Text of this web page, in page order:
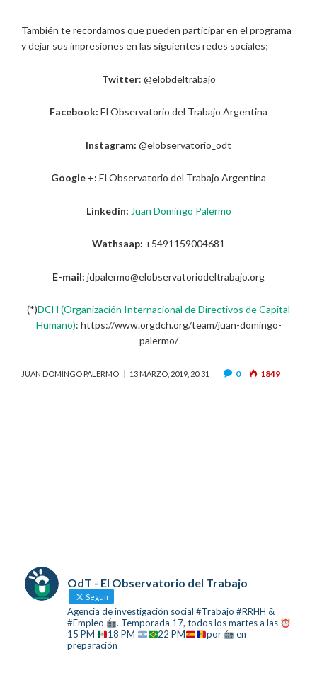
También te recordamos que pueden participar en el programa
y dejar sus impresiones en las siguientes redes sociales;
Twitter: @elobdeltrabajo
Facebook: El Observatorio del Trabajo Argentina
Instagram: @elobservatorio_odt
Google +: El Observatorio del Trabajo Argentina
Linkedin: Juan Domingo Palermo
Wathsaap: +5491159004681
E-mail: jdpalermo@elobservatoriodeltrabajo.org
(*)DCH (Organización Internacional de Directivos de Capital
Humano): https://www.orgdch.org/team/juan-domingo-
palermo/
JUAN DOMINGO PALERMO 13 MARZO, 2019, 20:31 0 1849
OdT - El Observatorio del Trabajo
Seguir
Agencia de investigación social #Trabajo #RRHH &
#Empleo
. Temporada 17, todos los martes a las
15 PM
18 PM 22 PM por
en
preparación